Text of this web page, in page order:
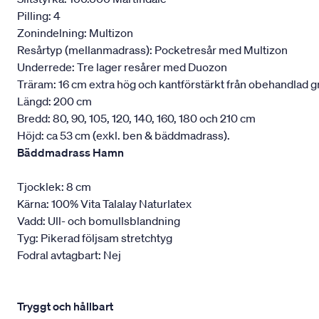
Pilling: 4
Zonindelning: Multizon
Resårtyp (mellanmadrass): Pocketresår med Multizon
Underrede: Tre lager resårer med Duozon
Träram: 16 cm extra hög och kantförstärkt från obehandlad
Längd: 200 cm
Bredd: 80, 90, 105, 120, 140, 160, 180 och 210 cm
Höjd: ca 53 cm (exkl. ben & bäddmadrass).
Bäddmadrass Hamn
Tjocklek: 8 cm
Kärna: 100% Vita Talalay Naturlatex
Vadd: Ull- och bomullsblandning
Tyg: Pikerad följsam stretchtyg
Fodral avtagbart: Nej
Tryggt och hållbart